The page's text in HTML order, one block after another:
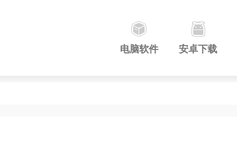
电脑软件 安卓下载